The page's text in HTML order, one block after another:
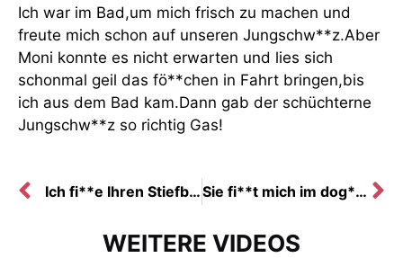
Ich war im Bad,um mich frisch zu machen und
freute mich schon auf unseren Jungschw**z.Aber
Moni konnte es nicht erwarten und lies sich
schonmal geil das fö**chen in Fahrt bringen,bis
ich aus dem Bad kam.Dann gab der schüchterne
Jungschw**z so richtig Gas!
Ich fi**e Ihren Stiefbruder! Sie fi**t mich im dog*y-Style
WEITERE VIDEOS